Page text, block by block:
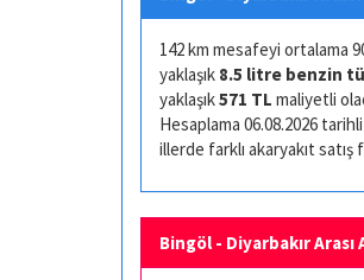
142 km mesafeyi ortalama
yaklaşık 8.5 litre benzin
yaklaşık571 TL maliyetli
Hesaplama 06.08.2026
illerde farklı akaryakıt satış
Bingöl - Diyarbakır